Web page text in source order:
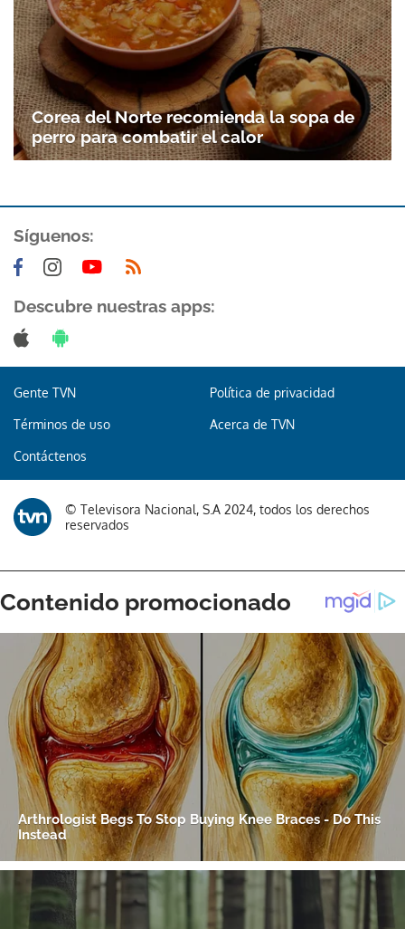
Corea del Norte recomienda la sopa de
perro para combatir el calor
Síguenos:
Descubre nuestras apps:
Gente TVN Política de privacidad
Términos de uso Acerca de TVN
Contáctenos
© Televisora Nacional, S.A 2024, todos los derechos
reservados